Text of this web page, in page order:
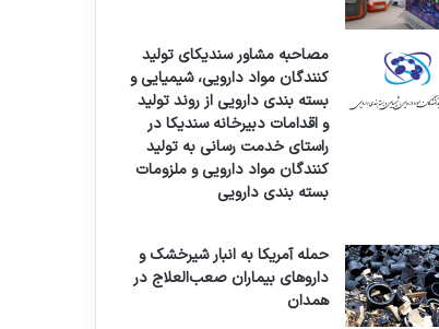
مصاحبه مشاور سندیکای تولید
کنندگان مواد دارویی، شیمیایی و
بسته بندی دارویی از روند تولید
و اقدامات دبیرخانه سندیکا در
راستای خدمت رسانی به تولید
کنندگان مواد دارویی و ملزومات
بسته بندی دارویی
حمله آمریکا به انبار شیرخشک و
داروهای بیماران صعب‌العلاج در
همدان